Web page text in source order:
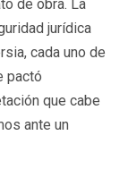
de obra. La
jurídica
cada uno de
pactó
que cabe
ante un